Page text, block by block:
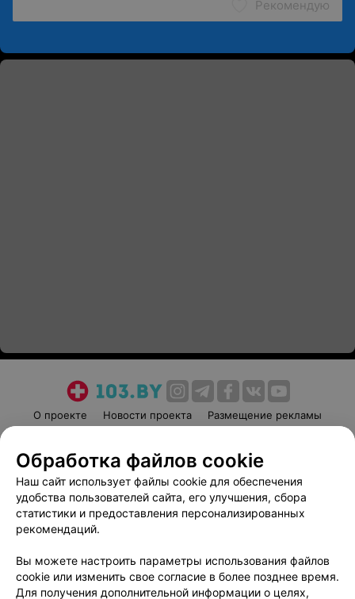
Рекомендую
О проекте Новости проекта
Размещение рекламы
Пользовательское соглашение
Способы оплаты
Вакансии
Партнеры
Написать руководителю 103.by
Обработка персональных данных
Обработка файлов cookie
Наш сайт использует файлы cookie для обеспечения
удобства пользователей сайта, его улучшения, сбора
статистики и предоставления персонализированных
рекомендаций.
Вы можете настроить параметры использования файлов
cookie или изменить свое согласие в более позднее время.
Для получения дополнительной информации о целях,